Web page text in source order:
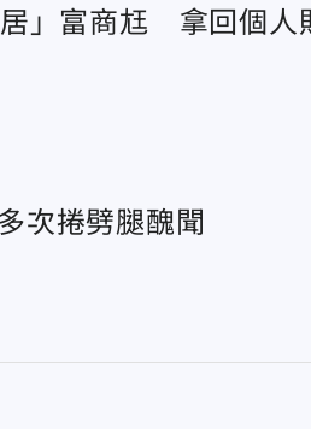
」富商尪 拿回個人
次捲劈腿醜聞